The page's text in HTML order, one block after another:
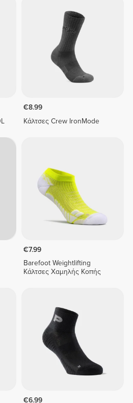
€8.99
Κάλτσες Crew IronMode
€7.99
Barefoot Weightlifting
Κάλτσες Χαμηλής Κοπής
€6.99